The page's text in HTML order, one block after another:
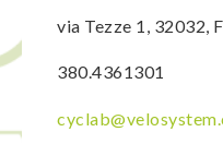
via Tezze 1, 32032,
380.4361301